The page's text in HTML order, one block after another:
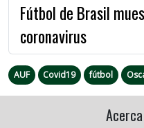
Fútbol de Brasil
coronavirus
AUF Covid19 fútbol